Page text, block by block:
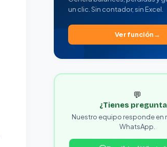
un clic. Sin contador, sin Excel.
Ver función
💬
¿Tienes
Nuestro equipo responde en
WhatsApp.